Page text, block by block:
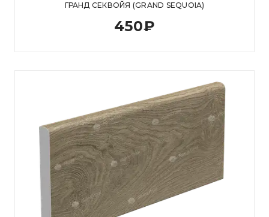
ГРАНД СЕКВОЙЯ (GRAND SEQUOIA)
450₽